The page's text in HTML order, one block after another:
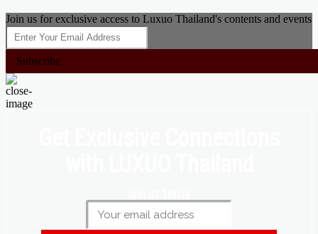
Join us for exclusive access to Luxuo Thailand's contents and events
Subscribe